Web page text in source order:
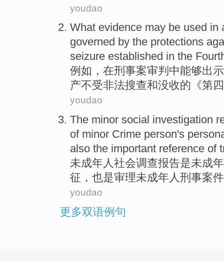
youdao
What evidence may be used in
governed by the protections
seizure established in the
例如 ， 在刑事案审判 中能够出示
产不受非法搜查和没收的《第
youdao
The minor social investigation
ofminor Crime person's
also the important reference of
未成年人社会调查报告是未成
征， 也是审理未成年人刑事案件
youdao
更多双语例句